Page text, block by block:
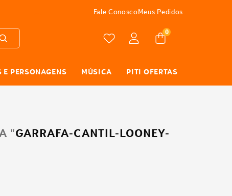
FRETE GRÁTIS
Fale ConoscoMeus Pedidos
0
E PERSONAGENS MÚSICA PITI OFERTAS
"GARRAFA-CANTIL-LOONEY-